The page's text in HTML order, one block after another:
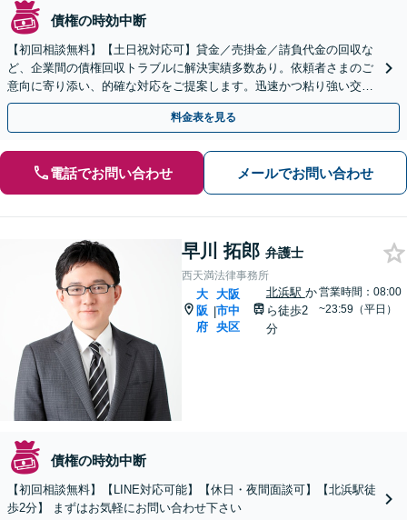
債権の時効中断
【初回相談無料】【土日祝対応可】貸金／売掛金／請負代金の回収な
ど、企業間の債権回収トラブルに解決実績多数あり。依頼者さまのご
意向に寄り添い、的確な対応をご提案します。迅速かつ粘り強い交渉
で、少しでも回収できるよう尽力します【淀屋橋2分】
料金表を見る
電話でお問い合わせ メールでお問い合わせ
早川 拓郎 弁護士
西天満法律事務所
大
阪
府
|
大阪
市中
央区
北浜駅 か
ら徒歩2
分
営業時間：08:00
~23:59（平日）
債権の時効中断
【初回相談無料】【LINE対応可能】【休日・夜間面談可】【北浜駅徒
歩2分】 まずはお気軽にお問い合わせ下さい